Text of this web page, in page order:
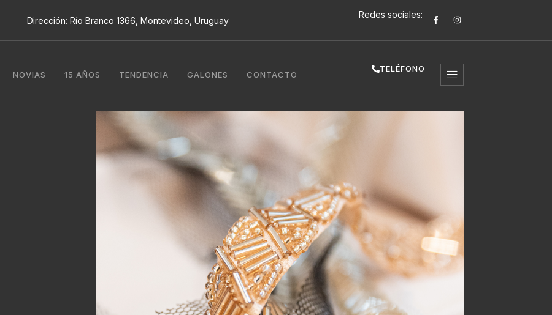
Dirección: Río Branco 1366, Montevideo, Uruguay
Redes sociales:
NOVIAS 15 AÑOS TENDENCIA GALONES CONTACTO
TELÉFONO